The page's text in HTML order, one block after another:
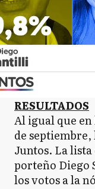
RESULTADOS
Al igual que
de
Juntos. La
porteño Diego
los votos a la